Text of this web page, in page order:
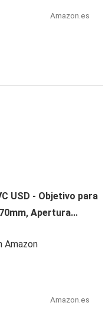
Amazon.es
USD - Objetivo para
Apertura...
Amazon
Amazon.es